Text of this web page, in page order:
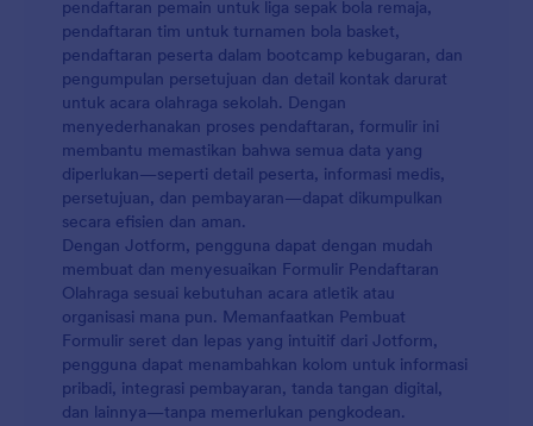
pendaftaran pemain untuk liga sepak bola remaja,
pendaftaran tim untuk turnamen bola basket,
pendaftaran peserta dalam bootcamp kebugaran, dan
pengumpulan persetujuan dan detail kontak darurat
untuk acara olahraga sekolah. Dengan
menyederhanakan proses pendaftaran, formulir ini
membantu memastikan bahwa semua data yang
diperlukan—seperti detail peserta, informasi medis,
persetujuan, dan pembayaran—dapat dikumpulkan
secara efisien dan aman.
Dengan Jotform, pengguna dapat dengan mudah
membuat dan menyesuaikan Formulir Pendaftaran
Olahraga sesuai kebutuhan acara atletik atau
organisasi mana pun. Memanfaatkan Pembuat
Formulir seret dan lepas yang intuitif dari Jotform,
pengguna dapat menambahkan kolom untuk informasi
pribadi, integrasi pembayaran, tanda tangan digital,
dan lainnya—tanpa memerlukan pengkodean.